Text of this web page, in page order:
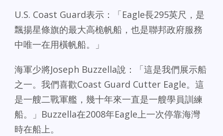
U.S. Coast Guard表示：「Eagle長295英尺，是
飄揚星條旗的最大高桅帆船，也是聯邦政府服務
中唯一在用橫帆船。」
海軍少將Joseph Buzzella說：「這是我們展示船
之一。我們喜歡Coast Guard Cutter Eagle。這
是一艘二戰軍艦，幾十年來一直是一艘學員訓練
船。」Buzzella在2008年Eagle上一次停靠海灣
時在船上。